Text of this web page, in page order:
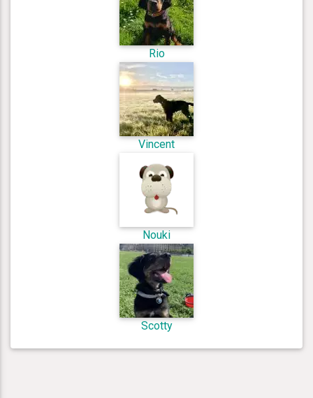
Rio
Vincent
Nouki
Scotty